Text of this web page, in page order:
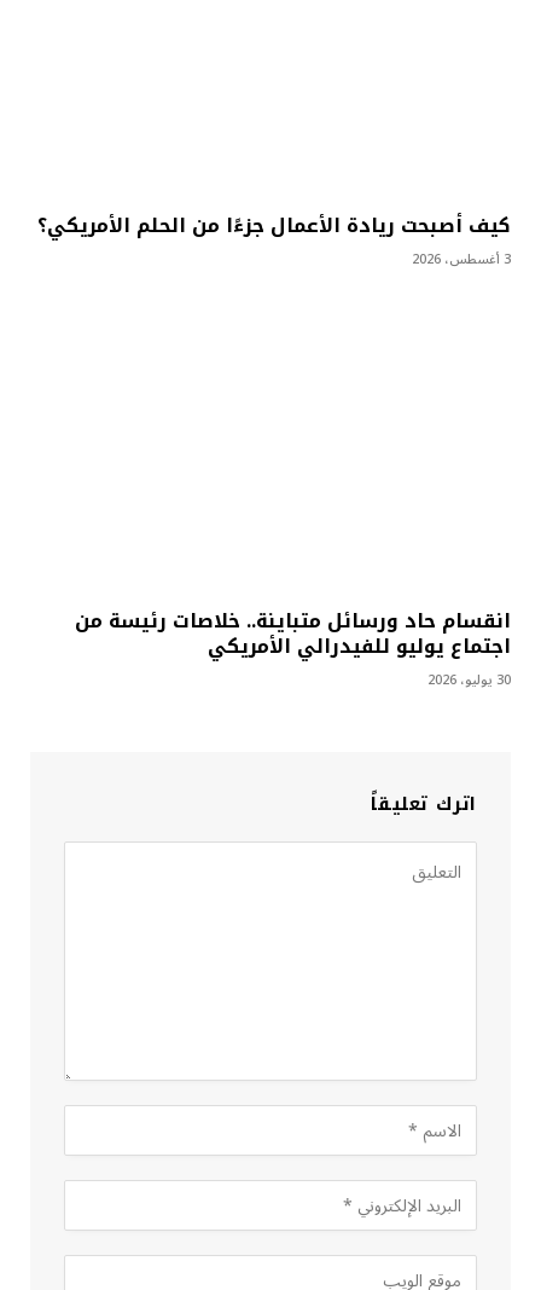
كيف أصبحت ريادة الأعمال جزءًا من الحلم الأمريكي؟
3 أغسطس، 2026
انقسام حاد ورسائل متباينة.. خلاصات رئيسة من
اجتماع يوليو للفيدرالي الأمريكي
30 يوليو، 2026
اترك تعليقاً